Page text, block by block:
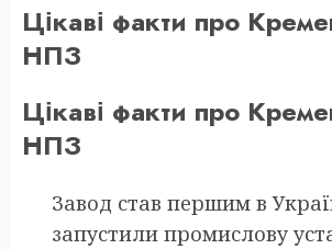
Цікаві факти про
НПЗ
Цікаві факти про
НПЗ
Завод став першим в
запустили промислову